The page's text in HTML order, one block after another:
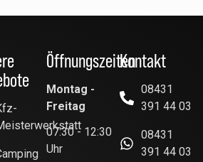
Öffnungszeiten
Montag -
Freitag
07:30 - 12:30
Uhr
Kontakt
08431
391 44 03
08431
391 44 03